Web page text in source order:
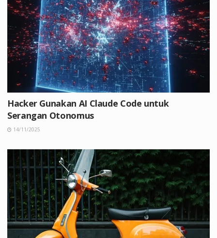
Hacker Gunakan AI Claude Code untuk
Serangan Otonomus
14/11/2025